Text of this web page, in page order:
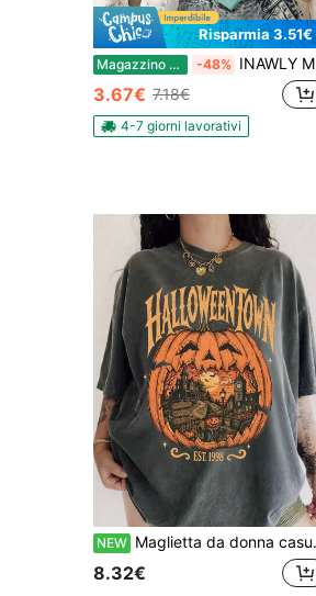
Risparmia 3.51€
Magazzino EU -48% INAWLY Maglietta casual da donna a maniche corte, con collo rotondo e stampa di lettere e cartoni animati
3.67€ 7.18€
4-7 giorni lavorativi
NEW Maglietta da donna casual oversize ampia con scollo rotondo e maniche corte, bianca, con stampa Ognissanti Horror Pumpkin Farm
8.32€